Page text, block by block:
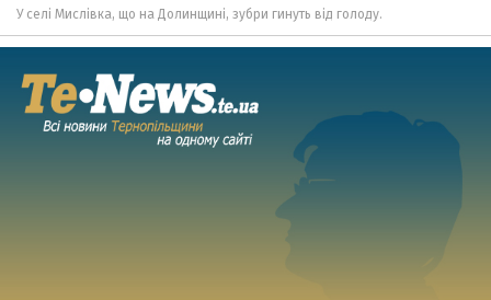
У селі Мислівка, що на Долинщині, зубри гинуть від голоду.